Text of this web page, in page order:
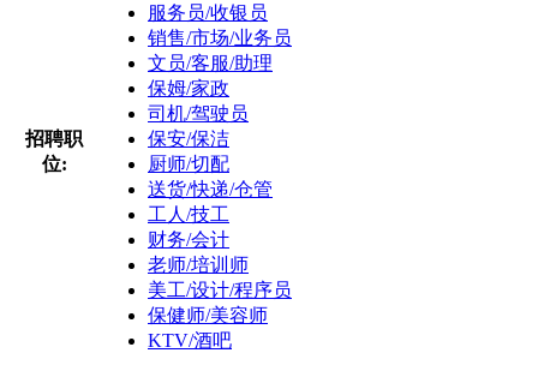
招聘职
位:
服务员/收银员
销售/市场/业务员
文员/客服/助理
保姆/家政
司机/驾驶员
保安/保洁
厨师/切配
送货/快递/仓管
工人/技工
财务/会计
老师/培训师
美工/设计/程序员
保健师/美容师
KTV/酒吧